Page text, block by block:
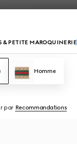
& PETITE MAROQUINERIE
Homme
par Recommandations